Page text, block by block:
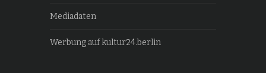
Mediadaten
Werbung auf kultur24.berlin